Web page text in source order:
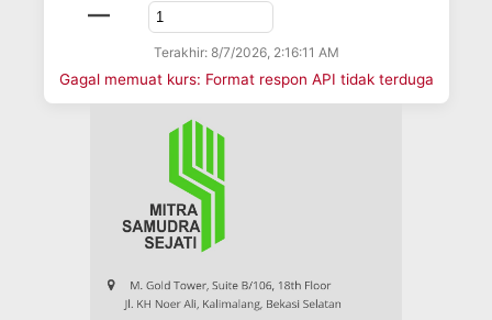
—
Terakhir: 8/7/2026, 2:16:11 AM
Gagal memuat kurs: Format respon API tidak terduga